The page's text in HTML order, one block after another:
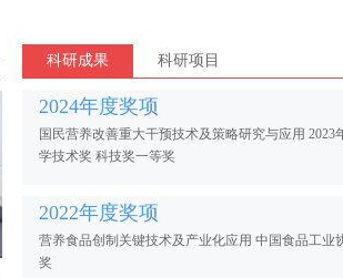
科研成果 科研项目
2024年度奖项
国民营养改善重大干预技术及策略研究与应用 2023
学技术奖 科技奖一等奖
2022年度奖项
营养食品创制关键技术及产业化应用 中国食品工业
奖